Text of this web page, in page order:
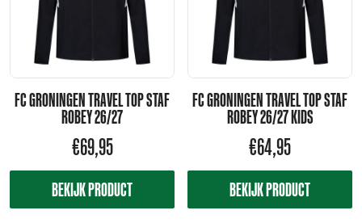
FC GRONINGEN TRAVEL TOP STAF
ROBEY 26/27
€69,95
BEKIJK PRODUCT
FC GRONINGEN TRAVEL TOP STAF
ROBEY 26/27 KIDS
€64,95
BEKIJK PRODUCT